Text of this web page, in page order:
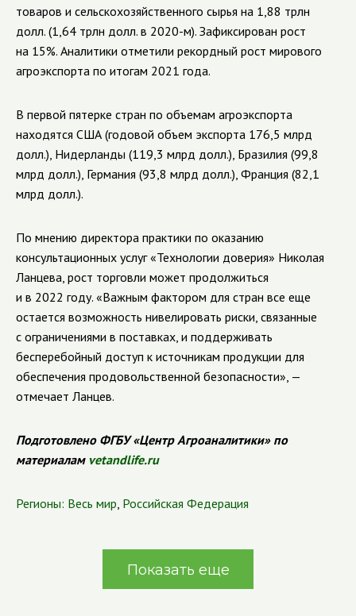
товаров и сельскохозяйственного сырья на 1,88 трлн
долл. (1,64 трлн долл. в 2020-м). Зафиксирован рост
на 15%. Аналитики отметили рекордный рост мирового
агроэкспорта по итогам 2021 года.
В первой пятерке стран по объемам агроэкспорта
находятся США (годовой объем экспорта 176,5 млрд
долл.), Нидерланды (119,3 млрд долл.), Бразилия (99,8
млрд долл.), Германия (93,8 млрд долл.), Франция (82,1
млрд долл.).
По мнению директора практики по оказанию
консультационных услуг «Технологии доверия» Николая
Ланцева, рост торговли может продолжиться
и в 2022 году. «Важным фактором для стран все еще
остается возможность нивелировать риски, связанные
с ограничениями в поставках, и поддерживать
бесперебойный доступ к источникам продукции для
обеспечения продовольственной безопасности», —
отмечает Ланцев.
Подготовлено ФГБУ «Центр Агроаналитики» по
материалам vetandlife.ru
Регионы: Весь мир, Российская Федерация
Показать еще